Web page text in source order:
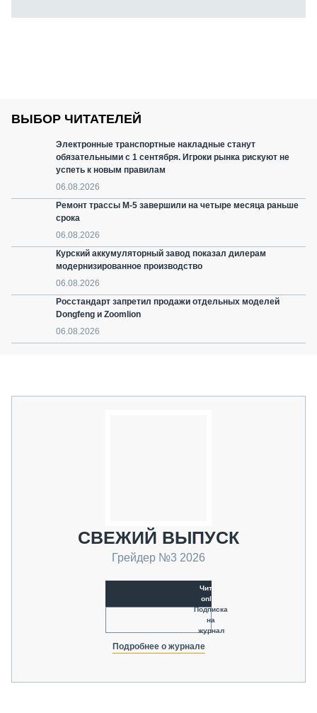
ВЫБОР ЧИТАТЕЛЕЙ
Электронные транспортные накладные станут
обязательными с 1 сентября. Игроки рынка рискуют не
успеть к новым правилам
06.08.2026
Ремонт трассы М-5 завершили на четыре месяца раньше
срока
06.08.2026
Курский аккумуляторный завод показал дилерам
модернизированное производство
06.08.2026
Росстандарт запретил продажи отдельных моделей
Dongfeng и Zoomlion
06.08.2026
СВЕЖИЙ ВЫПУСК
Грейдер №3 2026
Читать
online
Подписка
на
журнал
Подробнее о журнале